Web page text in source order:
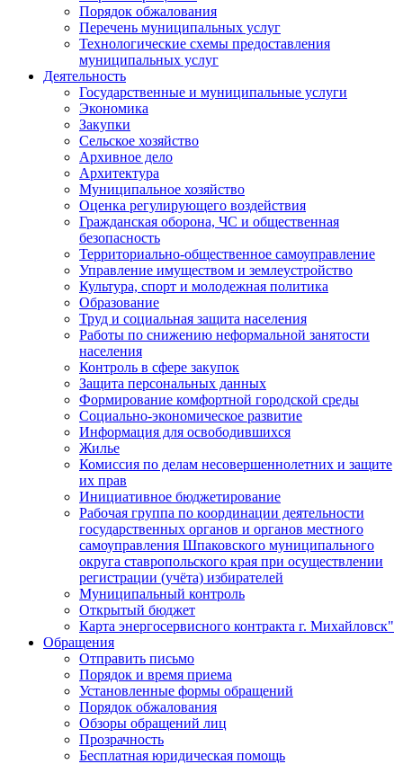
Порядок обжалования
Перечень муниципальных услуг
Технологические схемы предоставления
муниципальных услуг
Деятельность
Государственные и муниципальные услуги
Экономика
Закупки
Сельское хозяйство
Архивное дело
Архитектура
Муниципальное хозяйство
Оценка регулирующего воздействия
Гражданская оборона, ЧС и общественная
безопасность
Территориально-общественное самоуправление
Управление имуществом и землеустройство
Культура, спорт и молодежная политика
Образование
Труд и социальная защита населения
Работы по снижению неформальной занятости
населения
Контроль в сфере закупок
Защита персональных данных
Формирование комфортной городской среды
Социально-экономическое развитие
Информация для освободившихся
Жилье
Комиссия по делам несовершеннолетних и защите
их прав
Инициативное бюджетирование
Рабочая группа по координации деятельности
государственных органов и органов местного
самоуправления Шпаковского муниципального
округа ставропольского края при осуществлении
регистрации (учёта) избирателей
Муниципальный контроль
Открытый бюджет
Карта энергосервисного контракта г. Михайловск"
Обращения
Отправить письмо
Порядок и время приема
Установленные формы обращений
Порядок обжалования
Обзоры обращений лиц
Прозрачность
Бесплатная юридическая помощь